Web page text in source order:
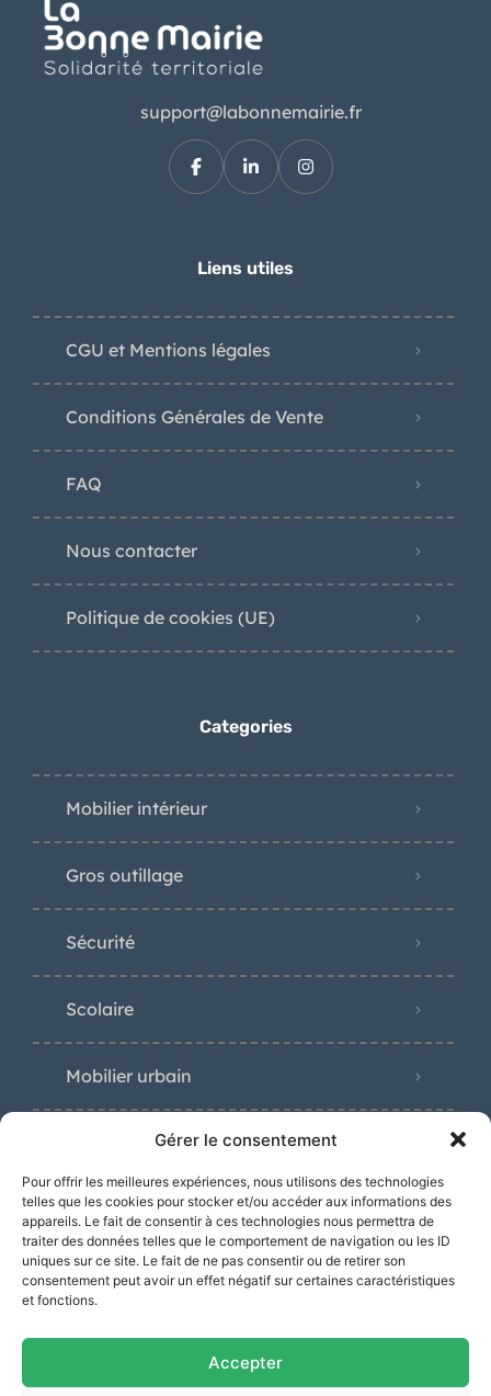
Gérer le consentement
Pour offrir les meilleures expériences, nous utilisons des technologies
telles que les cookies pour stocker et/ou accéder aux informations des
appareils. Le fait de consentir à ces technologies nous permettra de
traiter des données telles que le comportement de navigation ou les ID
uniques sur ce site. Le fait de ne pas consentir ou de retirer son
consentement peut avoir un effet négatif sur certaines caractéristiques
et fonctions.
Accepter
support@labonnemairie.fr
Liens utiles
CGU et Mentions légales
Conditions Générales de Vente
FAQ
Nous contacter
Politique de cookies (UE)
Categories
Mobilier intérieur
Gros outillage
Sécurité
Scolaire
Mobilier urbain
Distinctions
« Prix Spécial Toulouse Métropole »